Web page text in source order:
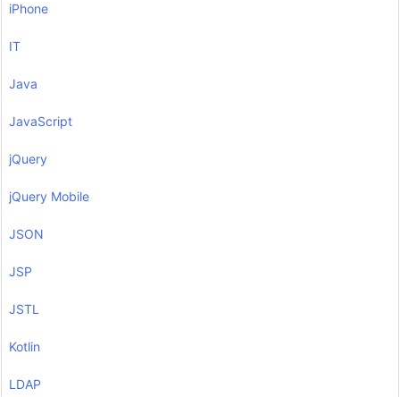
iPhone
IT
Java
JavaScript
jQuery
jQuery Mobile
JSON
JSP
JSTL
Kotlin
LDAP